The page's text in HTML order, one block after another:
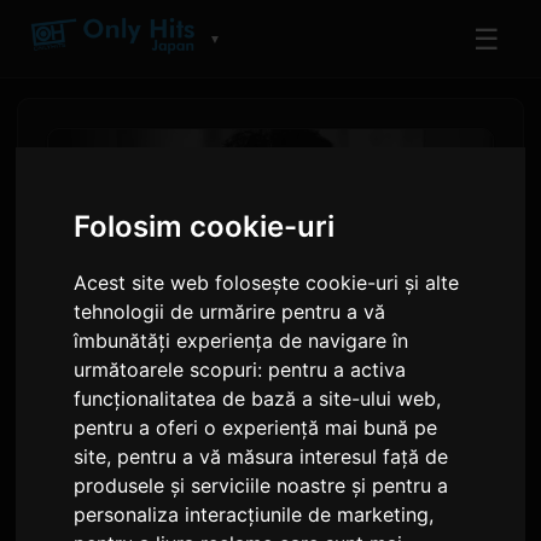
Folosim cookie-uri
Acest site web folosește cookie-uri și alte
tehnologii de urmărire pentru a vă
îmbunătăți experiența de navigare în
următoarele scopuri: pentru a activa
funcționalitatea de bază a site-ului web,
pentru a oferi o experiență mai bună pe
site, pentru a vă măsura interesul față de
produsele și serviciile noastre și pentru a
personaliza interacțiunile de marketing,
▼ ☰
Josh Groban se alătură lui
YOSHIKI pentru concertele
clasice de la Los Angeles